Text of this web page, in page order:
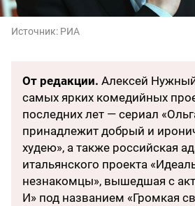
Источник: РИА
От редакции. Алексей
самых ярких комедийных
последних лет — сериал
принадлежит добрый и
худею», а также российская
итальянского проекта
незнакомцы», вышедшая с
И» под названием «Громкая